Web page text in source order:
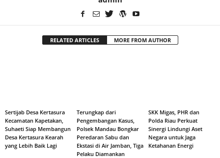
RELATED ARTICLES MORE FROM AUTHOR
Sertijab Desa Kertasura
Kecamatan Kapetakan,
Suhaeti Siap Membangun
Desa Kertasura Kearah
yang Lebih Baik Lagi
Terungkap dari
Pengembangan Kasus,
Polsek Mandau Bongkar
Peredaran Sabu dan
Ekstasi di Air Jamban, Tiga
Pelaku Diamankan
SKK Migas, PHR dan
Polda Riau Perkuat
Sinergi Lindungi Aset
Negara untuk Jaga
Ketahanan Energi